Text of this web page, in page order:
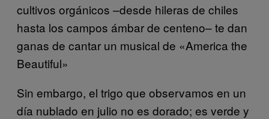
cultivos orgánicos –desde hileras de chiles
hasta los campos ámbar de centeno– te dan
ganas de cantar un musical de «America the
Beautiful»
Sin embargo, el trigo que observamos en un
día nublado en julio no es dorado; es verde y